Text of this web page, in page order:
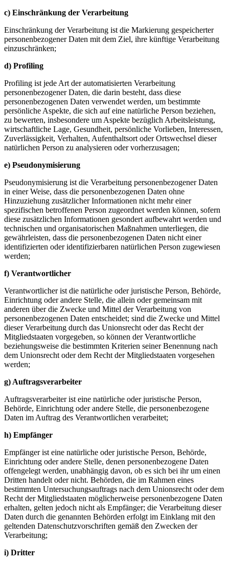
c) Einschränkung der Verarbeitung
Einschränkung der Verarbeitung ist die Markierung gespeicherter
personenbezogener Daten mit dem Ziel, ihre künftige Verarbeitung
einzuschränken;
d) Profiling
Profiling ist jede Art der automatisierten Verarbeitung
personenbezogener Daten, die darin besteht, dass diese
personenbezogenen Daten verwendet werden, um bestimmte
persönliche Aspekte, die sich auf eine natürliche Person beziehen,
zu bewerten, insbesondere um Aspekte bezüglich Arbeitsleistung,
wirtschaftliche Lage, Gesundheit, persönliche Vorlieben, Interessen,
Zuverlässigkeit, Verhalten, Aufenthaltsort oder Ortswechsel dieser
natürlichen Person zu analysieren oder vorherzusagen;
e) Pseudonymisierung
Pseudonymisierung ist die Verarbeitung personenbezogener Daten
in einer Weise, dass die personenbezogenen Daten ohne
Hinzuziehung zusätzlicher Informationen nicht mehr einer
spezifischen betroffenen Person zugeordnet werden können, sofern
diese zusätzlichen Informationen gesondert aufbewahrt werden und
technischen und organisatorischen Maßnahmen unterliegen, die
gewährleisten, dass die personenbezogenen Daten nicht einer
identifizierten oder identifizierbaren natürlichen Person zugewiesen
werden;
f) Verantwortlicher
Verantwortlicher ist die natürliche oder juristische Person, Behörde,
Einrichtung oder andere Stelle, die allein oder gemeinsam mit
anderen über die Zwecke und Mittel der Verarbeitung von
personenbezogenen Daten entscheidet; sind die Zwecke und Mittel
dieser Verarbeitung durch das Unionsrecht oder das Recht der
Mitgliedstaaten vorgegeben, so können der Verantwortliche
beziehungsweise die bestimmten Kriterien seiner Benennung nach
dem Unionsrecht oder dem Recht der Mitgliedstaaten vorgesehen
werden;
g) Auftragsverarbeiter
Auftragsverarbeiter ist eine natürliche oder juristische Person,
Behörde, Einrichtung oder andere Stelle, die personenbezogene
Daten im Auftrag des Verantwortlichen verarbeitet;
h) Empfänger
Empfänger ist eine natürliche oder juristische Person, Behörde,
Einrichtung oder andere Stelle, denen personenbezogene Daten
offengelegt werden, unabhängig davon, ob es sich bei ihr um einen
Dritten handelt oder nicht. Behörden, die im Rahmen eines
bestimmten Untersuchungsauftrags nach dem Unionsrecht oder dem
Recht der Mitgliedstaaten möglicherweise personenbezogene Daten
erhalten, gelten jedoch nicht als Empfänger; die Verarbeitung dieser
Daten durch die genannten Behörden erfolgt im Einklang mit den
geltenden Datenschutzvorschriften gemäß den Zwecken der
Verarbeitung;
i) Dritter